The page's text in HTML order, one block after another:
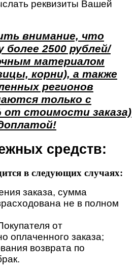
реквизиты Вашей
внимание, что
более 2500 рублей/
материалом
корни), а также
регионов
только с
от стоимости заказа)
средств:
в следующих случаях:
заказа, сумма
не в полном
от
оплаченного заказа;
возврата по